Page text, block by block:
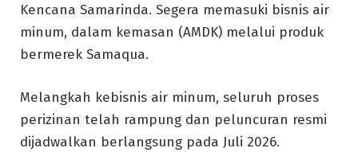
Kencana Samarinda. Segera memasuki bisnis air
minum, dalam kemasan (AMDK) melalui produk
bermerek Samaqua.
Melangkah kebisnis air minum, seluruh proses
perizinan telah rampung dan peluncuran resmi
dijadwalkan berlangsung pada Juli 2026.